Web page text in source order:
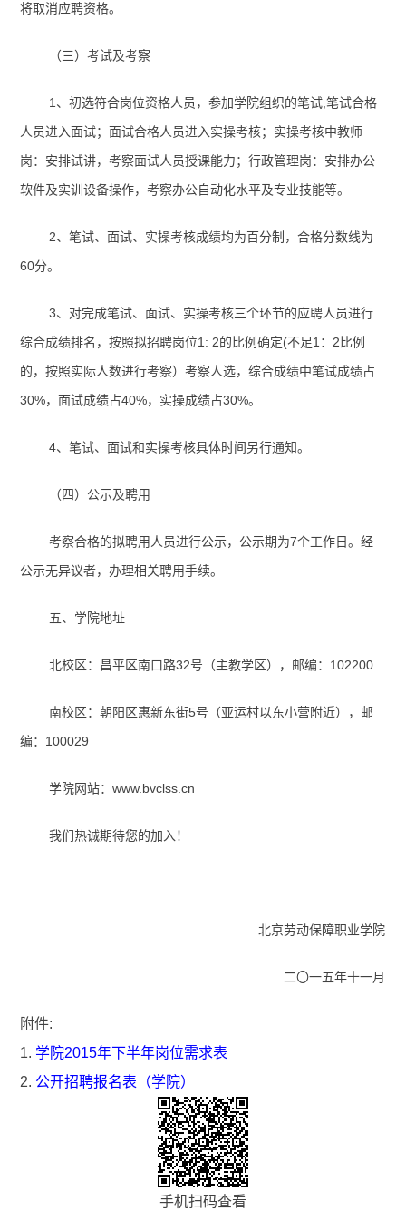
将取消应聘资格。
（三）考试及考察
1、初选符合岗位资格人员，参加学院组织的笔试,笔试合格
人员进入面试；面试合格人员进入实操考核；实操考核中教师
岗：安排试讲，考察面试人员授课能力；行政管理岗：安排办公
软件及实训设备操作，考察办公自动化水平及专业技能等。
2、笔试、面试、实操考核成绩均为百分制，合格分数线为
60分。
3、对完成笔试、面试、实操考核三个环节的应聘人员进行
综合成绩排名，按照拟招聘岗位1: 2的比例确定(不足1：2 比例
的，按照实际人数进行考察）考察人选，综合成绩中笔试成绩占
30%，面试成绩占40%，实操成绩占30%。
4、笔试、面试和实操考核具体时间另行通知。
（四）公示及聘用
考察合格的拟聘用人员进行公示，公示期为7个工作日。经
公示无异议者，办理相关聘用手续。
五、学院地址
北校区：昌平区南口路32号（主教学区），邮编： 102200
南校区：朝阳区惠新东街5号（亚运村以东小营附近），邮
编： 100029
学院网站：www.bvclss.cn
我们热诚期待您的加入！
北京劳动保障职业学院
二〇一五年十一月
附件:
1. 学院2015年下半年岗位需求表
2. 公开招聘报名表（学院）
手机扫码查看